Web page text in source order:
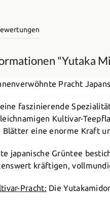
"Yutaka
Pracht Japans
faszinierende
Kultivar-
eine enorme Kraft
japanische Grüntee
kräftigen,
Pracht: Die